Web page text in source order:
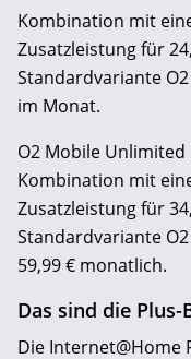
Kombination mit
Zusatzleistung für
Standardvariante
im Monat.
O2 Mobile
Kombination mit
Zusatzleistung für
Standardvariante
59,99 € monatlich.
Das sind die
Die Internet@Home